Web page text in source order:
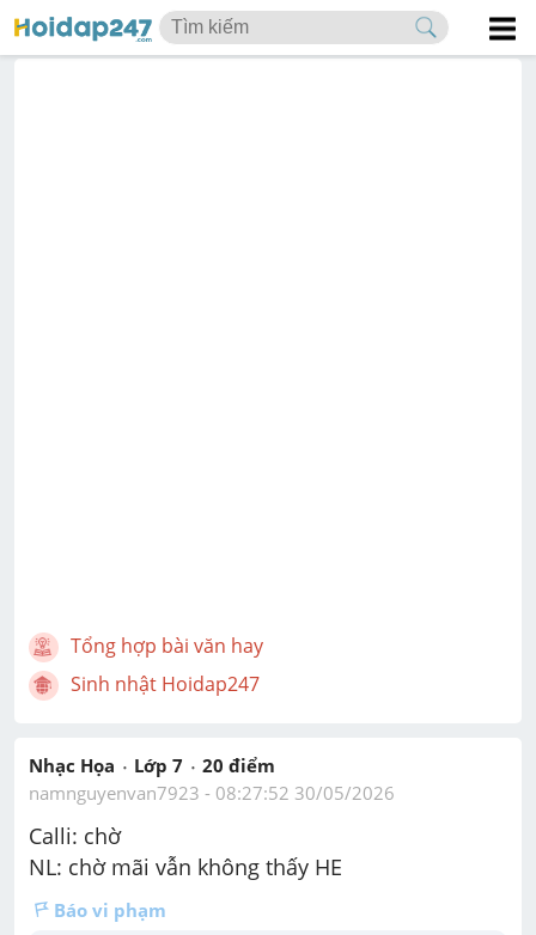
Tổng hợp bài văn hay
Sinh nhật Hoidap247
Nhạc Họa Lớp 7 20 điểm
namnguyenvan7923 - 08:27:52 30/05/2026
Calli: chờ
NL: chờ mãi vẫn không thấy HE
Báo vi phạm